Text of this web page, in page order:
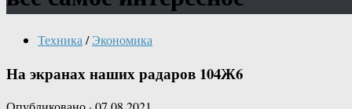
Техника / Экономика
На экранах наших радаров 104Ж6